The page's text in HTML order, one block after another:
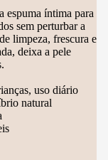
espuma íntima para
sem perturbar a
limpeza, frescura e
deixa a pele
uso diário
natural